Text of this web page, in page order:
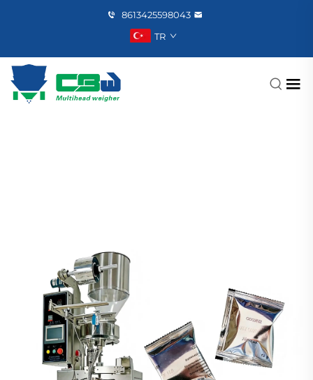
8613425598043
TR